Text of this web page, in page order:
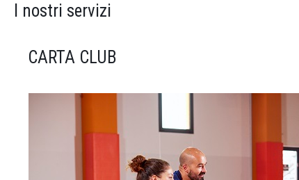
I nostri servizi
CARTA CLUB